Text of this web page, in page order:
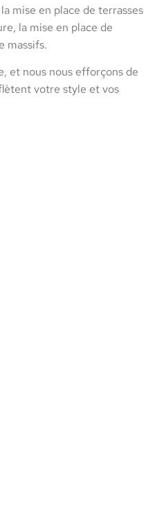
mise en place de terrasses
la mise en place de
massifs.
et nous nous efforçons de
votre style et vos